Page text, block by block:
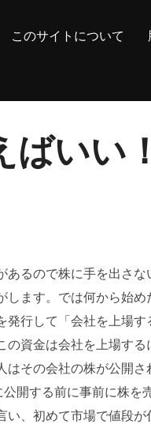
このサイトについて
いい！
るので株に手を出さ
ます。では何から始
行して「会社を上場
資金は会社を上場す
その会社の株が公開
開する前に事前に株
、初めて市場で値段